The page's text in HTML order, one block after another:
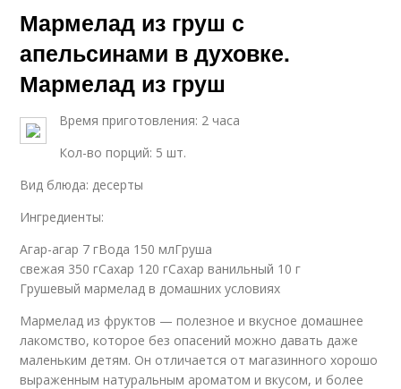
Мармелад из груш с
апельсинами в духовке.
Мармелад из груш
Время приготовления: 2 часа
Кол-во порций: 5 шт.
Вид блюда: десерты
Ингредиенты:
Агар-агар 7 гВода 150 млГруша
свежая 350 гСахар 120 гСахар ванильный 10 г
Грушевый мармелад в домашних условиях
Мармелад из фруктов — полезное и вкусное домашнее
лакомство, которое без опасений можно давать даже
маленьким детям. Он отличается от магазинного хорошо
выраженным натуральным ароматом и вкусом, и более